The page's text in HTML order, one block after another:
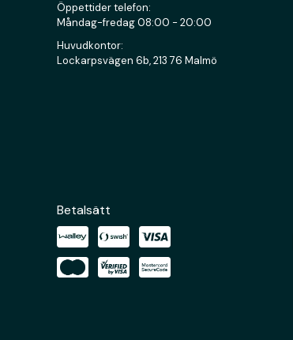
Öppettider telefon:
Måndag-fredag 08:00 - 20:00
Huvudkontor:
Lockarpsvägen 6b, 213 76 Malmö
Betalsätt